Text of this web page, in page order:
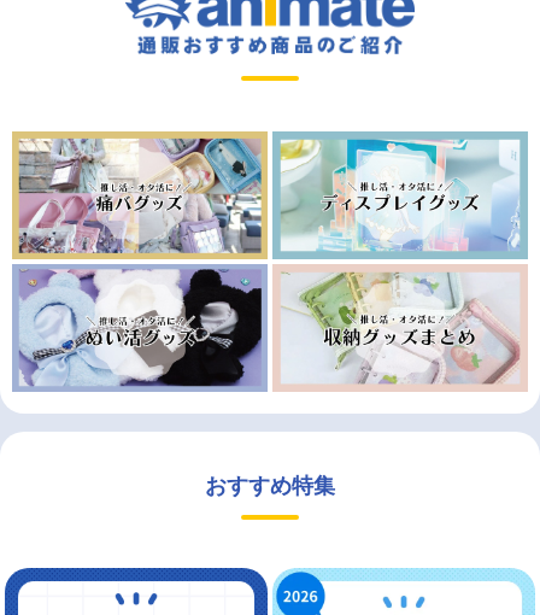
おすすめ特集